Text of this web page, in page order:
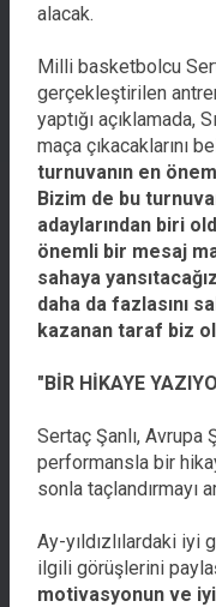
alacak.
Milli basketbolcu
gerçekleştirilen
yaptığı açıklamada,
maça çıkacaklarını
turnuvanın en
Bizim de bu
adaylarından biri
önemli bir mesaj
sahaya
daha da fazlasını
kazanan taraf biz
"BİR HİKAYE
Sertaç Şanlı,
performansla bir
sonla taçlandırmayı
Ay-yıldızlılardaki iyi
ilgili görüşlerini
motivasyonun ve iyi